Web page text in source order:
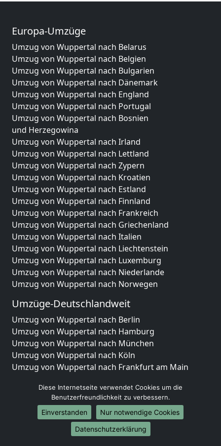
Europa-Umzüge
Umzug von Wuppertal nach Belarus
Umzug von Wuppertal nach Belgien
Umzug von Wuppertal nach Bulgarien
Umzug von Wuppertal nach Dänemark
Umzug von Wuppertal nach England
Umzug von Wuppertal nach Portugal
Umzug von Wuppertal nach Bosnien
und Herzegowina
Umzug von Wuppertal nach Irland
Umzug von Wuppertal nach Lettland
Umzug von Wuppertal nach Zypern
Umzug von Wuppertal nach Kroatien
Umzug von Wuppertal nach Estland
Umzug von Wuppertal nach Finnland
Umzug von Wuppertal nach Frankreich
Umzug von Wuppertal nach Griechenland
Umzug von Wuppertal nach Italien
Umzug von Wuppertal nach Liechtenstein
Umzug von Wuppertal nach Luxemburg
Umzug von Wuppertal nach Niederlande
Umzug von Wuppertal nach Norwegen
Umzüge-Deutschlandweit
Umzug von Wuppertal nach Berlin
Umzug von Wuppertal nach Hamburg
Umzug von Wuppertal nach München
Umzug von Wuppertal nach Köln
Umzug von Wuppertal nach Frankfurt am Main
Umzug von Wuppertal nach Düsseldorf
Umzug von Wuppertal nach Leipzig
Umzug von Wuppertal nach Dortmund
Umzug von Wuppertal nach Essen
Umzug von Wuppertal nach Bremen
Diese Internetseite verwendet Cookies um die
Benutzerfreundlichkeit zu verbessern.
Einverstanden
Nur notwendige Cookies
Datenschutzerklärung